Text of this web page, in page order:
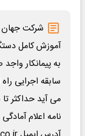
شرکت جهان
به پیمانکار
سابقه اجرایی
نامه اعلام